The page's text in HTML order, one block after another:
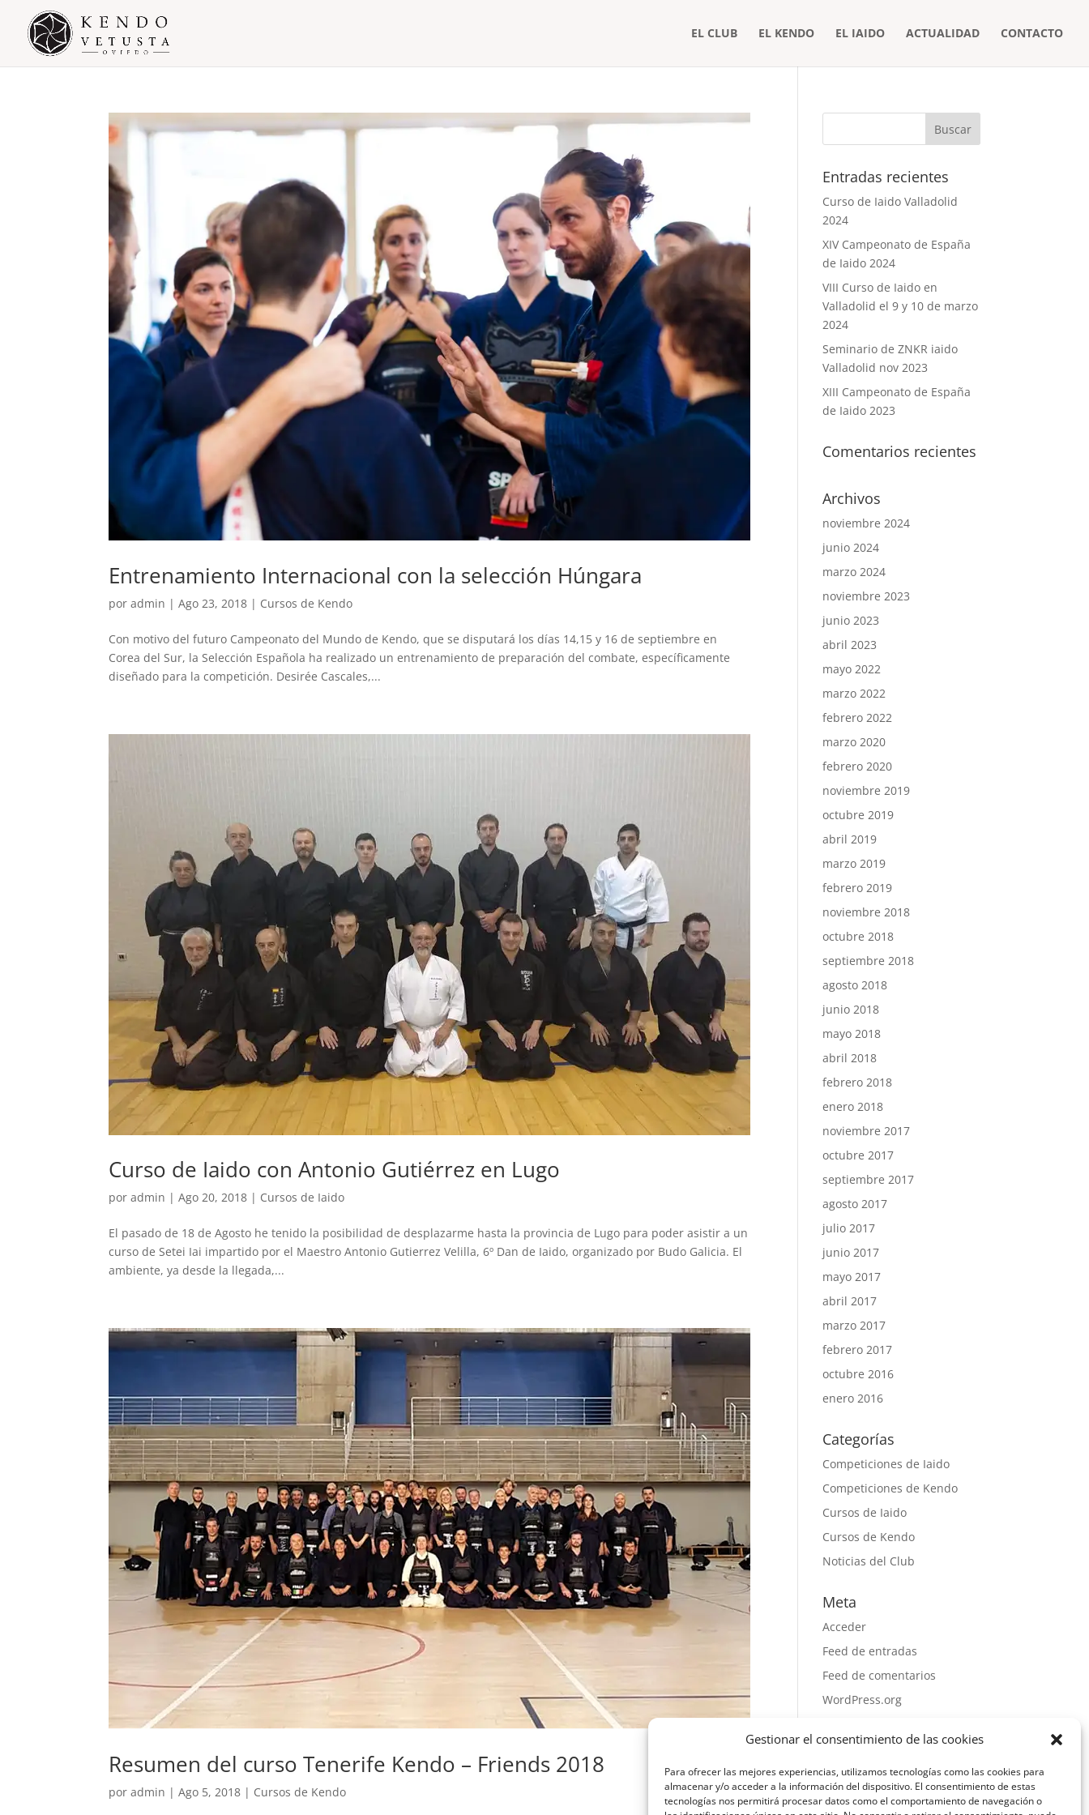
Gestionar el consentimiento de las cookies
Para ofrecer las mejores experiencias, utilizamos tecnologías como las cookies para
almacenar y/o acceder a la información del dispositivo. El consentimiento de estas
tecnologías nos permitirá procesar datos como el comportamiento de navegación o
EL CLUB EL KENDO EL IAIDO ACTUALIDAD CONTACTO
Entrenamiento Internacional con la selección Húngara
poradmin |Ago 23, 2018 | Cursos de Kendo
Con motivo del futuro Campeonato del Mundo de Kendo, que se disputará los días 14,15 y 16 de septiembre en
Corea del Sur, la Selección Española ha realizado un entrenamiento de preparación del combate, específicamente
diseñado para la competición. Desirée Cascales,...
Curso de Iaido con Antonio Gutiérrez en Lugo
poradmin |Ago 20, 2018 | Cursos de Iaido
El pasado de 18 de Agosto he tenido la posibilidad de desplazarme hasta la provincia de Lugo para poder asistir a un
curso de Setei Iai impartido por el Maestro Antonio Gutierrez Velilla, 6º Dan de Iaido, organizado por Budo Galicia. El
ambiente, ya desde la llegada,...
Resumen del curso Tenerife Kendo – Friends 2018
poradmin |Ago 5, 2018 | Cursos de Kendo
Entradas recientes
Curso de Iaido Valladolid
2024
XIV Campeonato de España
de Iaido 2024
VIII Curso de Iaido en
Valladolid el 9 y 10 de marzo
2024
Seminario de ZNKR iaido
Valladolid nov 2023
XIII Campeonato de España
de Iaido 2023
Comentarios recientes
Archivos
noviembre 2024
junio 2024
marzo 2024
noviembre 2023
junio 2023
abril 2023
mayo 2022
marzo 2022
febrero 2022
marzo 2020
febrero 2020
noviembre 2019
octubre 2019
abril 2019
marzo 2019
febrero 2019
noviembre 2018
octubre 2018
septiembre 2018
agosto 2018
junio 2018
mayo 2018
abril 2018
febrero 2018
enero 2018
noviembre 2017
octubre 2017
septiembre 2017
agosto 2017
julio 2017
junio 2017
mayo 2017
abril 2017
marzo 2017
febrero 2017
octubre 2016
enero 2016
Categorías
Competiciones de Iaido
Competiciones de Kendo
Cursos de Iaido
Cursos de Kendo
Noticias del Club
Meta
Acceder
Feed de entradas
Feed de comentarios
WordPress.org